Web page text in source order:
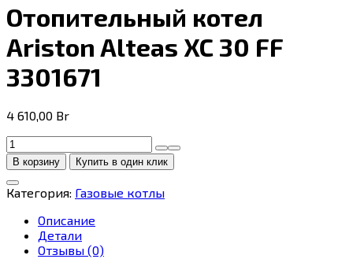
Отопительный котел
Ariston Alteas XC 30 FF
3301671
4 610,00 Br
Количество
товара
Отопительный
котел
Ariston
Alteas
В корзину Купить в один клик
Категория: Газовые котлы
Описание
Детали
Отзывы (0)